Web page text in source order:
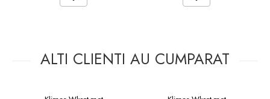
Banda izolatoare
Becuri si tuburi LED
Garduri metalice
ALTI CLIENTI AU CUMPARAT